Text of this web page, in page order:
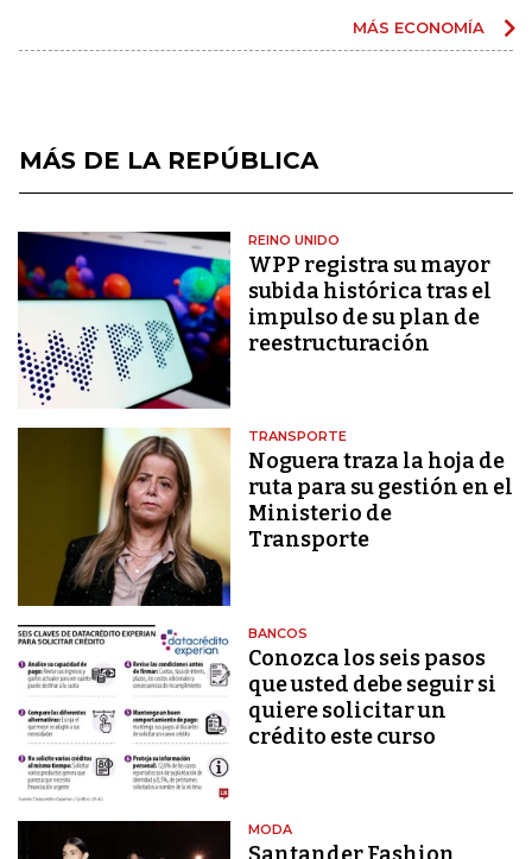
MÁS ECONOMÍA
MÁS DE LA REPÚBLICA
REINO UNIDO
WPP registra su mayor
subida histórica tras el
impulso de su plan de
reestructuración
TRANSPORTE
Noguera traza la hoja de
ruta para su gestión en el
Ministerio de
Transporte
BANCOS
Conozca los seis pasos
que usted debe seguir si
quiere solicitar un
crédito este curso
MODA